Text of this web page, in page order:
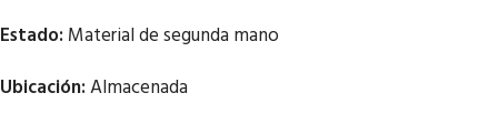
Estado: Material de segunda mano
Ubicación:Almacenada